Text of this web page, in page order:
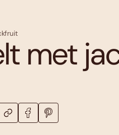
met